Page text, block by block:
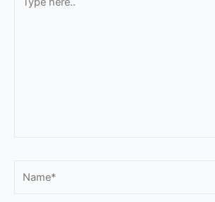
here..